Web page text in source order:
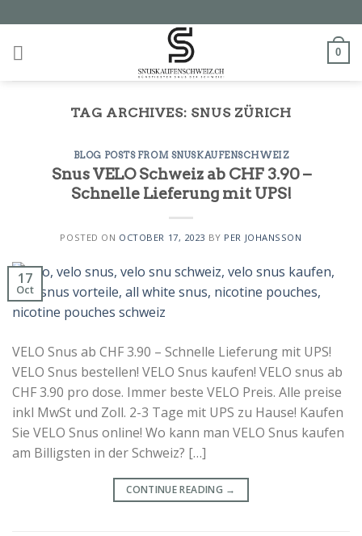
to
content
0
TAG ARCHIVES: SNUS ZÜRICH
BLOG POSTS FROM SNUSKAUFENSCHWEIZ
Snus VELO Schweiz ab CHF 3.90 –
Schnelle Lieferung mit UPS!
POSTED ON OCTOBER 17, 2023 BY PER JOHANSSON
17
Oct
VELO Snus ab CHF 3.90 – Schnelle Lieferung mit UPS!
VELO Snus bestellen! VELO Snus kaufen! VELO snus ab
CHF 3.90 pro dose. Immer beste VELO Preis. Alle preise
inkl MwSt und Zoll. 2-3 Tage mit UPS zu Hause! Kaufen
Sie VELO Snus online! Wo kann man VELO Snus kaufen
am Billigsten in der Schweiz? […]
CONTINUE READING →